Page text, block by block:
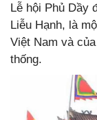
Lễ hội Phủ Dầy
Liễu Hạnh, là
Việt Nam và
thống.